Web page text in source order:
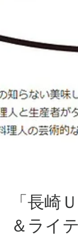
「長崎